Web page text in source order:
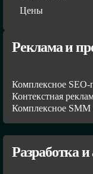
Цены
Реклама и
Комплексное
Контекстная
Комплексное
Разработка